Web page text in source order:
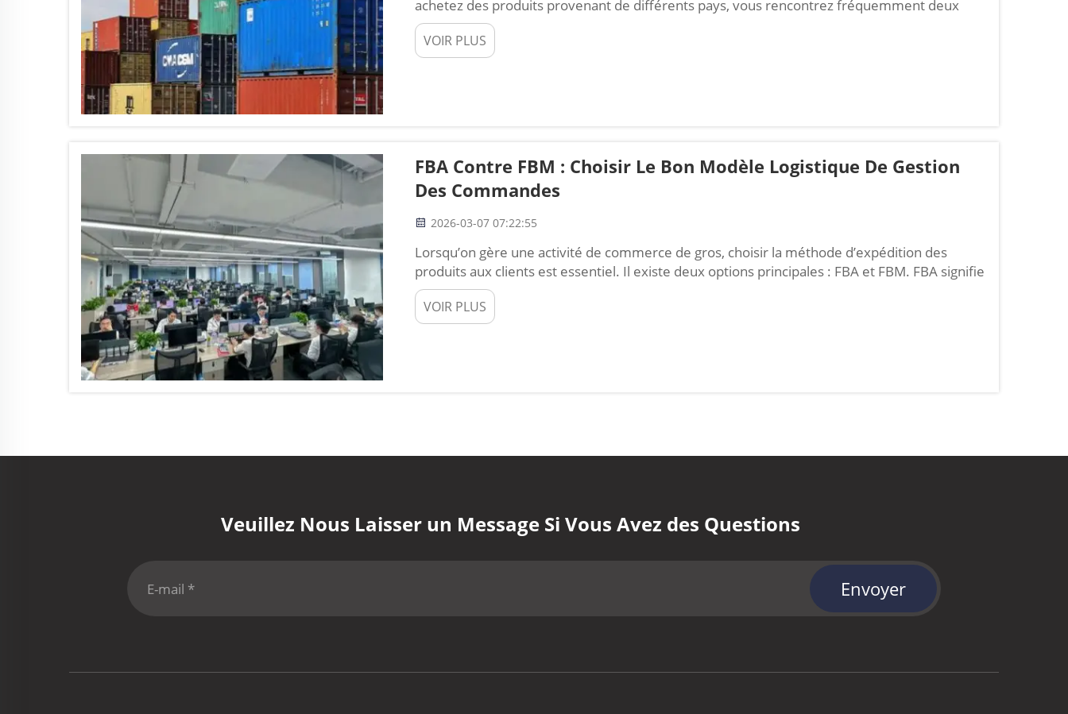
achetez des produits provenant de différents pays, vous rencontrez fréquemment deux
termes : DDP et DAP. DDP signifie « livré droits acquittés », tandis que DAP signifie « livré au
lieu convenu ». Ces deux termes sont très importants pour les entreprises...
VOIR PLUS
FBA Contre FBM : Choisir Le Bon Modèle Logistique De Gestion
Des Commandes
2026-03-07 07:22:55
Lorsqu’on gère une activité de commerce de gros, choisir la méthode d’expédition des
produits aux clients est essentiel. Il existe deux options principales : FBA et FBM. FBA signifie
« Fulfillment by Amazon » (gestion des commandes par Amazon), tandis que FBM signifie «
Fulfilled by Merchant » (gestion des commandes par le vendeur). Chacune présente ses
propres avantages et…
VOIR PLUS
Veuillez Nous Laisser un Message Si Vous Avez des Questions
Envoyer